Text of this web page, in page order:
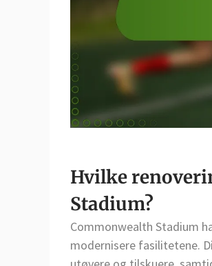
Hvilke
Stadium?
Commonwealth Stadium
modernisere fasilitetene.